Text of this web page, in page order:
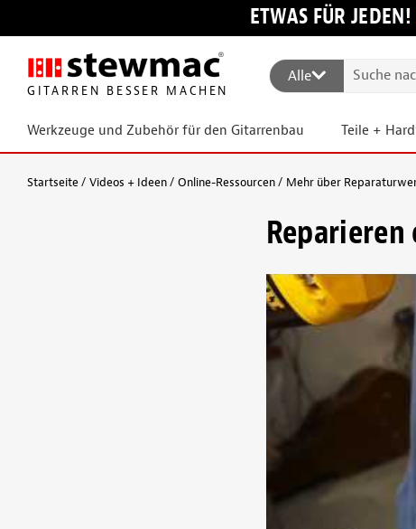
ETWAS FÜR JEDEN!
GITARREN BESSER MACHEN
Alle
Werkzeuge und Zubehör für den Gitarrenbau Teile +
Startseite Videos + Ideen Online-Ressourcen Mehr über